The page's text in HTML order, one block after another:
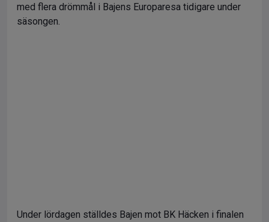
med flera drömmål i Bajens Europaresa tidigare under
säsongen.
Under lördagen ställdes Bajen mot BK Häcken i finalen